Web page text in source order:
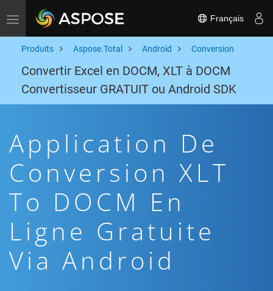
Toggle navigation Français
Produits Aspose.Total Android Conversion
Convertir Excel en DOCM, XLT à DOCM
Convertisseur GRATUIT ou Android SDK
Application De
Conversion XLT
To DOCM En
Ligne Gratuite
Via Android